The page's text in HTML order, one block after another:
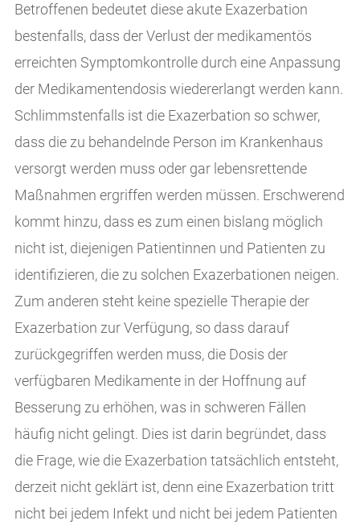
Betroffenen bedeutet diese akute Exazerbation
bestenfalls, dass der Verlust der medikamentös
erreichten Symptomkontrolle durch eine Anpassung
der Medikamentendosis wiedererlangt werden kann.
Schlimmstenfalls ist die Exazerbation so schwer,
dass die zu behandelnde Person im Krankenhaus
versorgt werden muss oder gar lebensrettende
Maßnahmen ergriffen werden müssen. Erschwerend
kommt hinzu, dass es zum einen bislang möglich
nicht ist, diejenigen Patientinnen und Patienten zu
identifizieren, die zu solchen Exazerbationen neigen.
Zum anderen steht keine spezielle Therapie der
Exazerbation zur Verfügung, so dass darauf
zurückgegriffen werden muss, die Dosis der
verfügbaren Medikamente in der Hoffnung auf
Besserung zu erhöhen, was in schweren Fällen
häufig nicht gelingt. Dies ist darin begründet, dass
die Frage, wie die Exazerbation tatsächlich entsteht,
derzeit nicht geklärt ist, denn eine Exazerbation tritt
nicht bei jedem Infekt und nicht bei jedem Patienten